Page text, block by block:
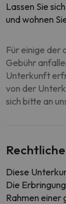
Lassen Sie
und wohnen
Für einige der
Gebühr
Unterkunft
von der
sich bitte an
Diese
Die
Rahmen einer